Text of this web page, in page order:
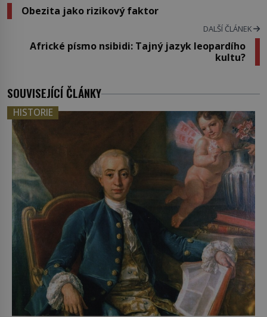
Obezita jako rizikový faktor
DALŠÍ ČLÁNEK
Africké písmo nsibidi: Tajný jazyk leopardího
kultu?
SOUVISEJÍCÍ ČLÁNKY
HISTORIE